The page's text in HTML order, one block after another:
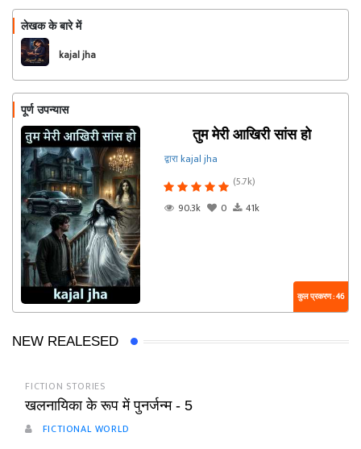
लेखक के बारे में
kajal jha
पूर्ण उपन्यास
तुम मेरी आखिरी सांस हो
द्वारा kajal jha
(5.7k)
90.3k
0 41k
कुल प्रकरण : 46
NEW REALESED
FICTION STORIES
खलनायिका के रूप में पुनर्जन्म - 5
FICTIONAL WORLD